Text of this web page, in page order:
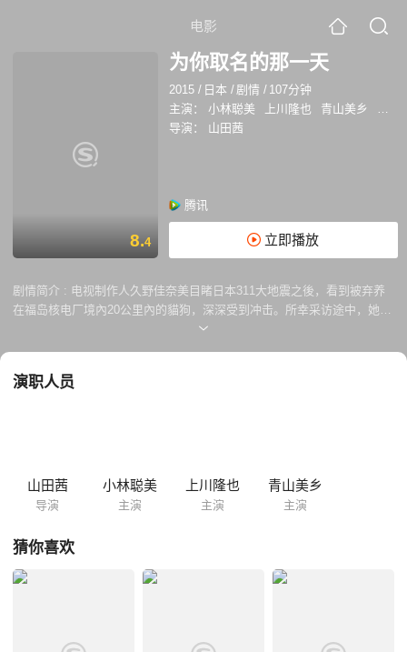
电影
8.4
为你取名的那一天
2015 / 日本 /剧情 / 107分钟
主演：
小林聪美 上川隆也 青山美乡
长谷
导演：
山田茜
腾讯
立即播放
剧情简介 : 电视制作人久野佳奈美目睹日本311大地震之後，看到被弃养
在福岛核电厂境內20公里內的貓狗，深深受到冲击。所幸采访途中，她认
识了許多“不畏殘酷现实，能救的生命都不该放弃”的愛心人士。看到他们
來的希望。
演职人员
山田茜
导演
小林聪美
主演
上川隆也
主演
青山美乡
主演
猜你喜欢